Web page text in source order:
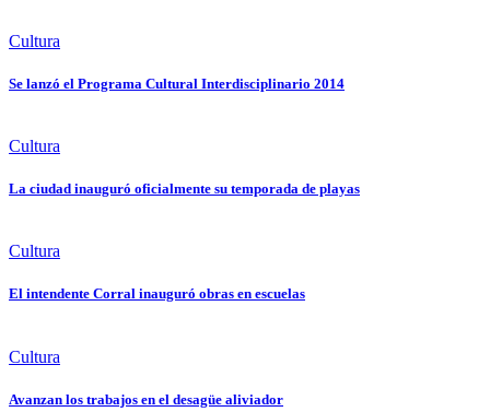
Cultura
Se lanzó el Programa Cultural Interdisciplinario 2014
Cultura
La ciudad inauguró oficialmente su temporada de playas
Cultura
El intendente Corral inauguró obras en escuelas
Cultura
Avanzan los trabajos en el desagüe aliviador